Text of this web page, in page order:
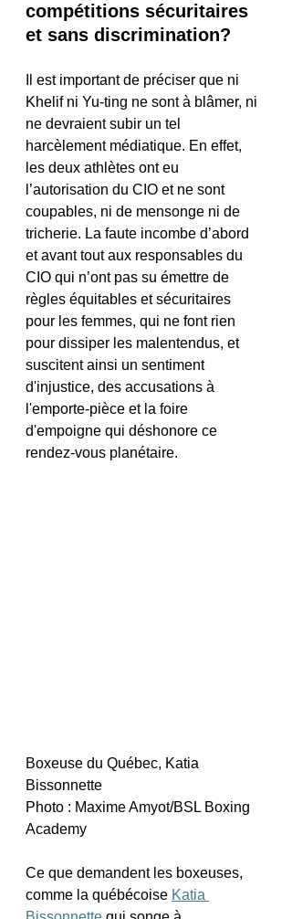
compétitions sécuritaires
et sans discrimination?
Il est important de préciser que ni
Khelif ni Yu-ting ne sont à blâmer, ni
ne devraient subir un tel
harcèlement médiatique. En effet,
les deux athlètes ont eu
l’autorisation du CIO et ne sont
coupables, ni de mensonge ni de
tricherie. La faute incombe d’abord
et avant tout aux responsables du
CIO qui n’ont pas su émettre de
règles équitables et sécuritaires
pour les femmes, qui ne font rien
pour dissiper les malentendus, et
suscitent ainsi un sentiment
d'injustice, des accusations à
l'emporte-pièce et la foire
d'empoigne qui déshonore ce
rendez-vous planétaire.
Boxeuse du Québec, Katia
Bissonnette
Photo : Maxime Amyot/BSL Boxing
Academy
Ce que demandent les boxeuses,
comme la québécoise Katia